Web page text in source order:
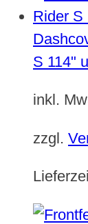
S 114"
inkl.
zzgl.